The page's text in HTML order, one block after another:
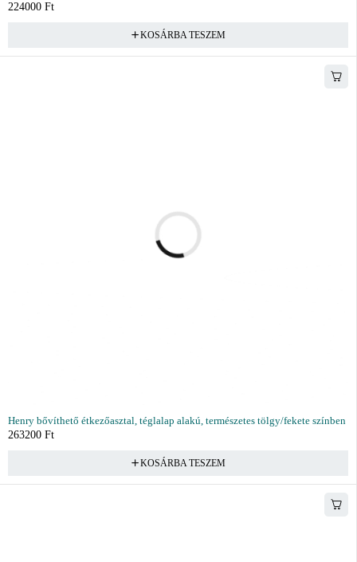
224000 Ft
KOSÁRBA TESZEM
Henry bővíthető étkezőasztal, téglalap alakú, természetes tölgy/fekete színben
263200 Ft
KOSÁRBA TESZEM